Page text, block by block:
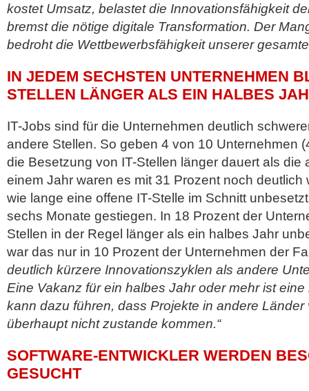
kostet Umsatz, belastet die Innovationsfähigkeit
bremst die nötige digitale Transformation. Der
bedroht die Wettbewerbsfähigkeit unserer
IN JEDEM SECHSTEN UNTERNEHMEN
STELLEN LÄNGER ALS EIN HALBES
IT-Jobs sind für die Unternehmen deutlich
andere Stellen. So geben 4 von 10 Unternehmen
die Besetzung von IT-Stellen länger dauert als die
einem Jahr waren es mit 31 Prozent noch deutlich
wie lange eine offene IT-Stelle im Schnitt
sechs Monate gestiegen. In 18 Prozent der
Stellen in der Regel länger als ein halbes Jahr
war das nur in 10 Prozent der Unternehmen der
deutlich kürzere Innovationszyklen als andere
Eine Vakanz für ein halbes Jahr oder mehr ist
kann dazu führen, dass Projekte in andere
überhaupt nicht zustande kommen.“
SOFTWARE-ENTWICKLER WERDEN
GESUCHT